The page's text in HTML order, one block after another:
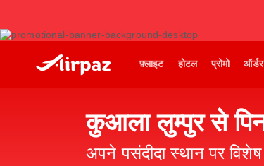
फ़्लाइट होटल प्रोमो ऑर्डर
कुआला लुम्पुर से
अपने पसंदीदा स्थान पर